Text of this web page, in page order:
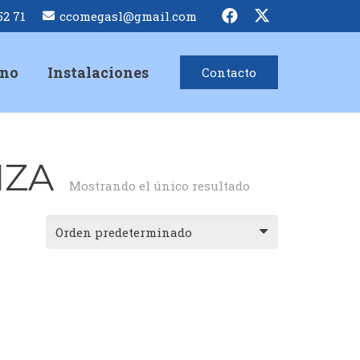
71 ccomegasl@gmail.com
Instalaciones Contacto
Mostrando el único resultado